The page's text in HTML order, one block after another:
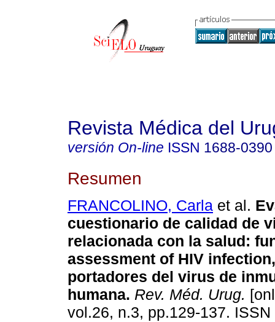
Revista Médica del
versión On-line ISSN 1688-0390
Resumen
FRANCOLINO, Carla et al.
cuestionario de calidad de
relacionada con la salud:
assessment of HIV
portadores del virus de
humana. Rev. Méd. Urug.
vol.26, n.3, pp.129-137.